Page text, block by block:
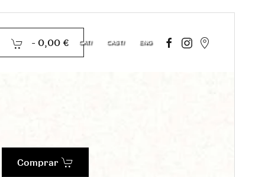
- 0,00 € CAT CAST ENG
Comprar